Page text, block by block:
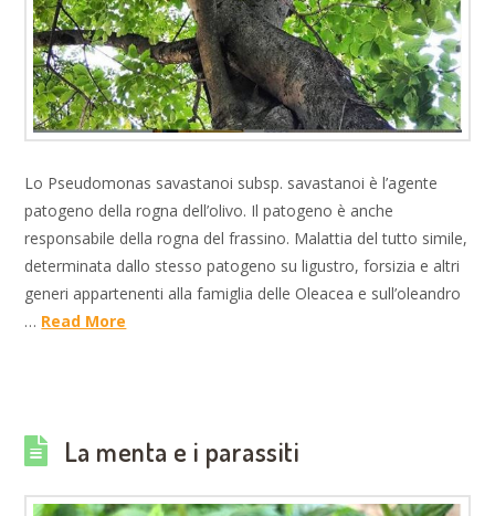
Lo Pseudomonas savastanoi subsp. savastanoi è l’agente
patogeno della rogna dell’olivo. Il patogeno è anche
responsabile della rogna del frassino. Malattia del tutto simile,
determinata dallo stesso patogeno su ligustro, forsizia e altri
generi appartenenti alla famiglia delle Oleacea e sull’oleandro
… Read More
La menta e i parassiti